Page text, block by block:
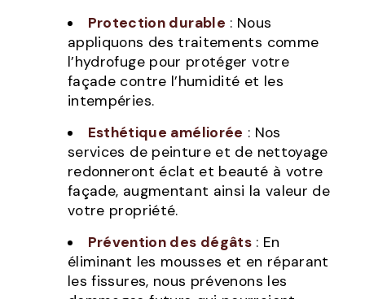
Protection durable : Nous
appliquons des traitements comme
l’hydrofuge pour protéger votre
façade contre l’humidité et les
intempéries.
Esthétique améliorée : Nos
services de peinture et de nettoyage
redonneront éclat et beauté à votre
façade, augmentant ainsi la valeur de
votre propriété.
Prévention des dégâts : En
éliminant les mousses et en réparant
les fissures, nous prévenons les